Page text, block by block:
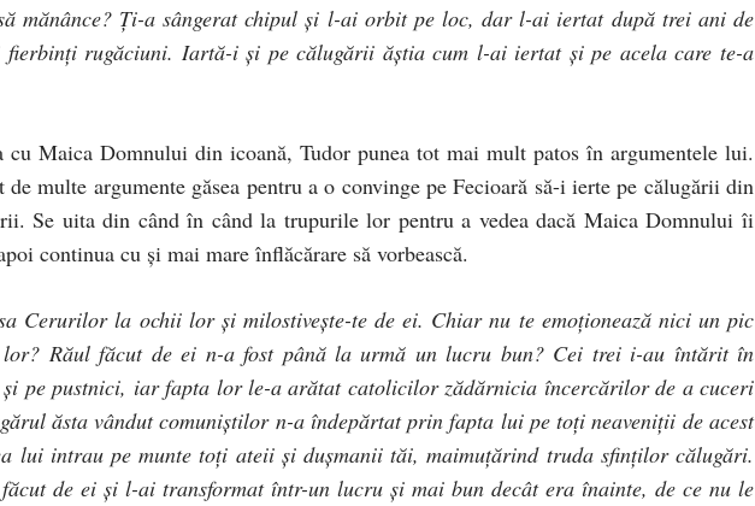
mănânce? Ţi-a sângerat chipul şi l-ai orbit pe loc, dar l-ai iertat după trei ani de
fierbinţi rugăciuni. Iartă-i şi pe călugării ăştia cum l-ai iertat şi pe acela care te-a
cu Maica Domnului din icoană, Tudor punea tot mai mult patos în argumentele lui.
multe argumente găsea pentru a o convinge pe Fecioară să-i ierte pe călugării din
Se uita din când în când la trupurile lor pentru a vedea dacă Maica Domnului îi
continua cu şi mai mare înflăcărare să vorbească.
Cerurilor la ochii lor şi milostiveşte-te de ei. Chiar nu te emoţionează nici un pic
Răul făcut de ei n-a fost până la urmă un lucru bun? Cei trei i-au întărit în
pe pustnici, iar fapta lor le-a arătat catolicilor zădărnicia încercărilor de a cuceri
ăsta vândut comuniştilor n-a îndepărtat prin fapta lui pe toţi neaveniţii de acest
lui intrau pe munte toţi ateii şi duşmanii tăi, maimuţărind truda sfinţilor călugări.
de ei şi l-ai transformat într-un lucru şi mai bun decât era înainte, de ce nu le